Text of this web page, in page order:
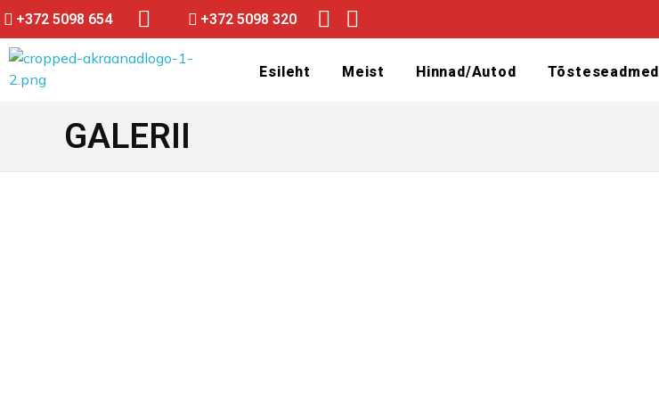
+372 5098 654 +372 5098 320
Esileht Meist Hinnad/Autod Tõsteseadmed
GALERII